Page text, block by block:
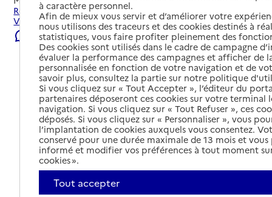
Rechercher les établissements et services autour de
Valbonnais.
Signaler une erreur
à caractère personnel.
Afin de mieux vous servir et d’améliorer votre
nous utilisons des traceurs et des cookies destinés à
statistiques, vous faire profiter pleinement des
Des cookies sont utilisés dans le cadre de campagne
évaluer la performance des campagnes et afficher de
personnalisée en fonction de votre navigation et de
savoir plus, consultez la partie sur notre politique
Si vous cliquez sur « Tout Accepter », l’éditeur du
partenaires déposeront ces cookies sur votre terminal
navigation. Si vous cliquez sur « Tout Refuser », ces
déposés. Si vous cliquez sur « Personnaliser », vous
l’implantation de cookies auxquels vous consentez.
conservé pour une durée maximale de 13 mois et
informé et modifier vos préférences à tout moment
cookies ».
Tout accepter